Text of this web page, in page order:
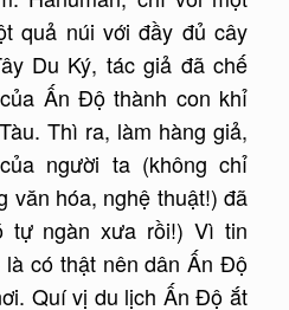
quả núi với đầy đủ cây
Du Ký, tác giả đã chế
Ấn Độ thành con khỉ
Thì ra, làm hàng giả,
người ta (không chỉ
văn hóa, nghệ thuật!) đã
tự ngàn xưa rồi!) Vì tin
có thật nên dân Ấn Độ
Quí vị du lịch Ấn Độ ắt